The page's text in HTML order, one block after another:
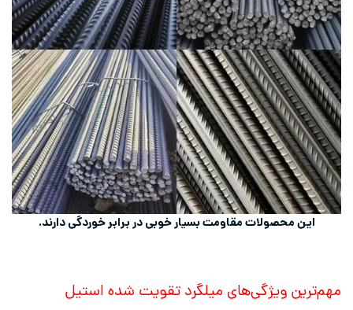
این محصولات مقاومت بسیار خوبی در برابر خوردگی دارند.
مهم‌ترین ویژگی‌های میلگرد تقویت شده استیل